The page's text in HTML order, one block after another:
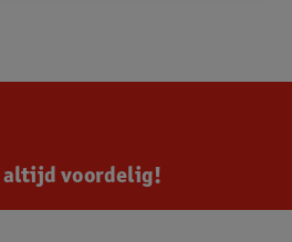
altijd voordelig!